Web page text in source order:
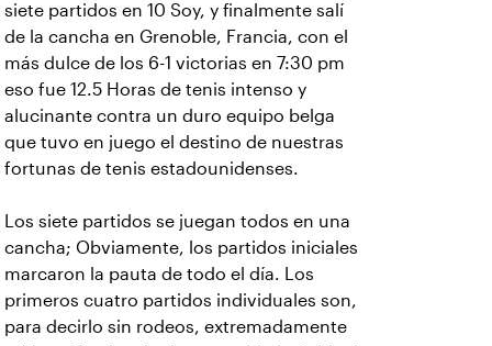
siete partidos en 10 Soy, y finalmente salí
de la cancha en Grenoble, Francia, con el
más dulce de los 6-1 victorias en 7:30 pm
eso fue 12.5 Horas de tenis intenso y
alucinante contra un duro equipo belga
que tuvo en juego el destino de nuestras
fortunas de tenis estadounidenses.
Los siete partidos se juegan todos en una
cancha; Obviamente, los partidos iniciales
marcaron la pauta de todo el día. Los
primeros cuatro partidos individuales son,
para decirlo sin rodeos, extremadamente